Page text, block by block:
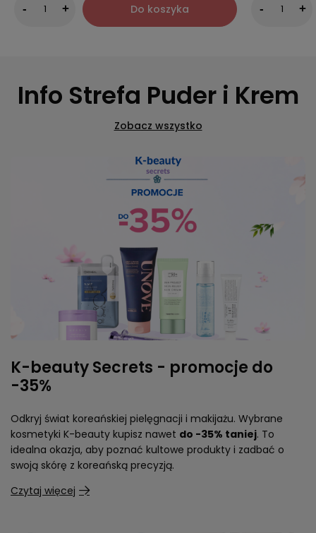
- + Do koszyka - +
Info Strefa Puder i Krem
Zobacz wszystko
K-beauty Secrets - promocje do
-35%
Odkryj świat koreańskiej pielęgnacji i makijażu. Wybrane
kosmetyki K-beauty kupisz nawet do -35% taniej. To
idealna okazja, aby poznać kultowe produkty i zadbać o
swoją skórę z koreańską precyzją.
Czytaj więcej